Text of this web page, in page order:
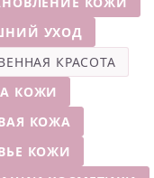
УХОД
КРАСОТА
КОЖИ
КОЖА
КОЖИ